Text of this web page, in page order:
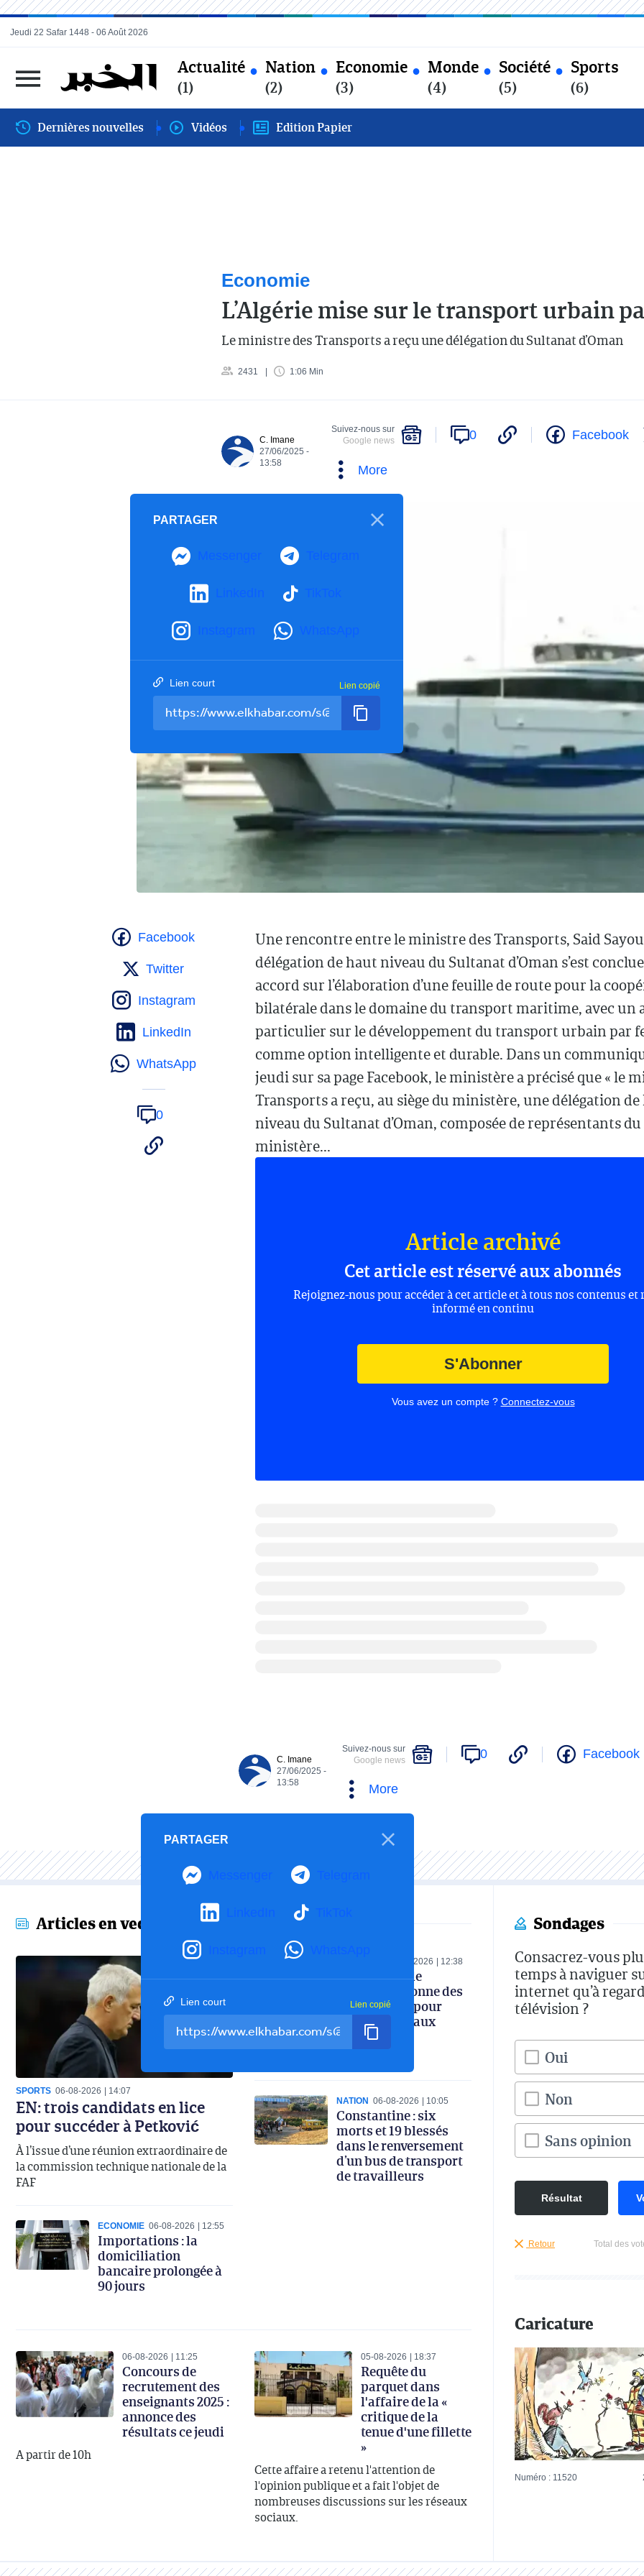
Actualité
(1)
Nation
(2)
Economie
(3)
Monde
(4)
Société
(5)
Sports
(6)
Jeudi 22 Safar 1448 - 06 Août 2026
Dernières nouvelles Vidéos Edition Papier
Economie
L’Algérie mise sur le transport urbain
Le ministre des Transports a reçu une délégation du Sultanat d’Oman
2431 1:06 Min
C. Imane
27/06/2025 -
13:58
Suivez-nous sur
Google news
0 Facebook
More
PARTAGER
Messenger Telegram
LinkedIn TikTok
Instagram WhatsApp
Lien court Lien copié
Une rencontre entre le ministre des Transports, Said
délégation de haut niveau du Sultanat d’Oman s’est
accord sur l’élaboration d’une feuille de route pour la
bilatérale dans le domaine du transport maritime, avec un
particulier sur le développement du transport urbain par
comme option intelligente et durable. Dans un
jeudi sur sa page Facebook, le ministère a précisé que « le
Transports a reçu, au siège du ministère, une délégation
niveau du Sultanat d’Oman, composée de représentants du
ministère...
Article archivé
Cet article est réservé aux abonnés
Rejoignez-nous pour accéder à cet article et à tous nos contenus et
informé en continu
S'Abonner
Vous avez un compte ? Connectez-vous
Facebook
Twitter
Instagram
LinkedIn
WhatsApp
0
C. Imane
27/06/2025 -
13:58
Suivez-nous sur
Google news
0 Facebook
More
PARTAGER
Messenger Telegram
LinkedIn TikTok
Instagram WhatsApp
Lien court Lien copié
Articles en vedette
SPORTS 06-08-2026 14:07
EN: trois candidats en lice
pour succéder à Petković
À l’issue d’une réunion extraordinaire de
la commission technique nationale de la
FAF
06-08-2026 12:38
Le ministre de
l’Industrie donne des
instructions pour
renforcer le taux
d’intégration
nationale
NATION 06-08-2026 10:05
Constantine : six
morts et 19 blessés
dans le renversement
d’un bus de transport
de travailleurs
ECONOMIE 06-08-2026 12:55
Importations : la
domiciliation
bancaire prolongée à
90 jours
06-08-2026 11:25
Concours de
recrutement des
enseignants 2025 :
annonce des
résultats ce jeudi
A partir de 10h
05-08-2026 18:37
Requête du
parquet dans
l'affaire de la «
critique de la
tenue d'une fillette
»
Cette affaire a retenu l'attention de
l'opinion publique et a fait l'objet de
nombreuses discussions sur les réseaux
sociaux.
Sondages
Consacrez-vous
temps à naviguer
internet qu’à
télévision ?
Oui
Non
Sans opinion
Résultat
Retour Total des
Caricature
Numéro : 11520